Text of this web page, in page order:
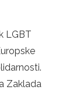
LGBT
Zaklada